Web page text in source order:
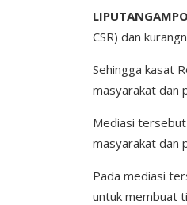
CSR) dan
Sehingga kasat
masyarakat dan
Mediasi
masyarakat dan
Pada mediasi
untuk membuat